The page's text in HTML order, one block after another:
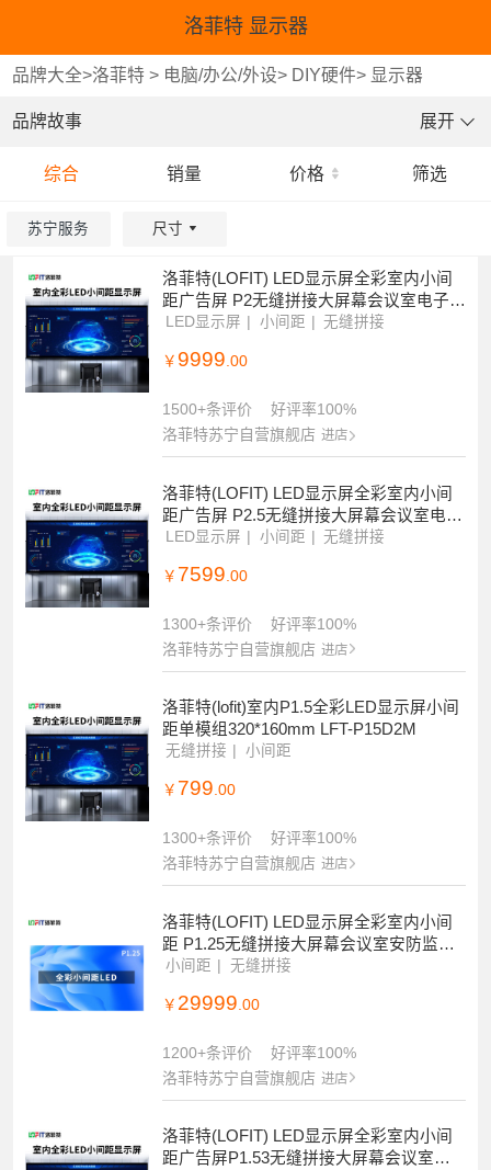
洛菲特 显示器
品牌大全>洛菲特 > 电脑/办公/外设> DIY硬件> 显示器
品牌故事 展开
综合 销量 价格 筛选
苏宁服务 尺寸
重选 确认
重选 确认
洛菲特(LOFIT) LED显示屏全彩室内小间
距广告屏 P2无缝拼接大屏幕会议室电子屏
整包套装 LFT-JW20
LED显示屏 小间距 无缝拼接
￥ 9999.00
1500+条评价
好评率100%
洛菲特苏宁自营旗舰店 进店
洛菲特(LOFIT) LED显示屏全彩室内小间
距广告屏 P2.5无缝拼接大屏幕会议室电子
屏整包套装 LFT-JW25
LED显示屏 小间距 无缝拼接
￥ 7599 .00
1300+条评价
好评率100%
洛菲特苏宁自营旗舰店 进店
洛菲特(lofit)室内P1.5全彩LED显示屏小间
距单模组320*160mm LFT-P15D2M
无缝拼接 小间距
￥ 799.00
1300+条评价
好评率100%
洛菲特苏宁自营旗舰店 进店
洛菲特(LOFIT) LED显示屏全彩室内小间
距 P1.25无缝拼接大屏幕会议室安防监控
电子屏 LFT-JW12
小间距 无缝拼接
￥ 29999 .00
1200+条评价
好评率100%
洛菲特苏宁自营旗舰店 进店
洛菲特(LOFIT) LED显示屏全彩室内小间
距广告屏P1.53无缝拼接大屏幕会议室电